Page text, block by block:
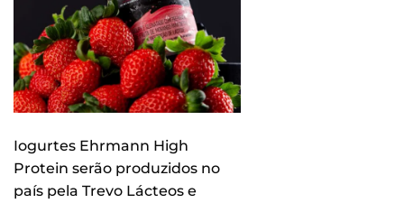
Iogurtes Ehrmann High
Protein serão produzidos no
país pela Trevo Lácteos e